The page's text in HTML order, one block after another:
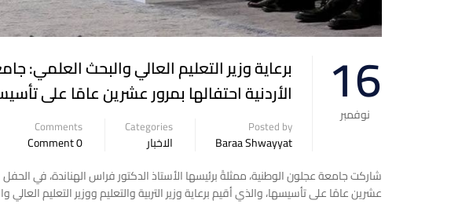
16
نوفمبر
برعاية وزير التعليم العالي والبحث العلمي:
الأردنية احتفالها بمرور عشرين عامًا على
Posted by
Baraa Shwayyat
Categories
الاخبار
Comments
0 Comment
شاركت جامعة عجلون الوطنية، ممثلةً برئيسها الأستاذ الدكتور فراس الهناندة، في الحفل
عشرين عامًا على تأسيسها، والذي أقيم برعاية وزير التربية والتعليم ووزير التعليم